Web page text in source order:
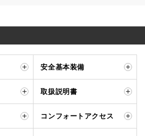
安全基本装備
取扱説明書
コンフォートアクセス